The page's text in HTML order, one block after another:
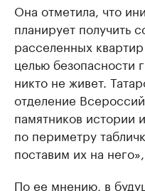
Она отметила, что
планирует получить
расселенных
целью безопасности
никто не живет.
отделение
памятников истории
по периметру
поставим их на
По ее мнению, в